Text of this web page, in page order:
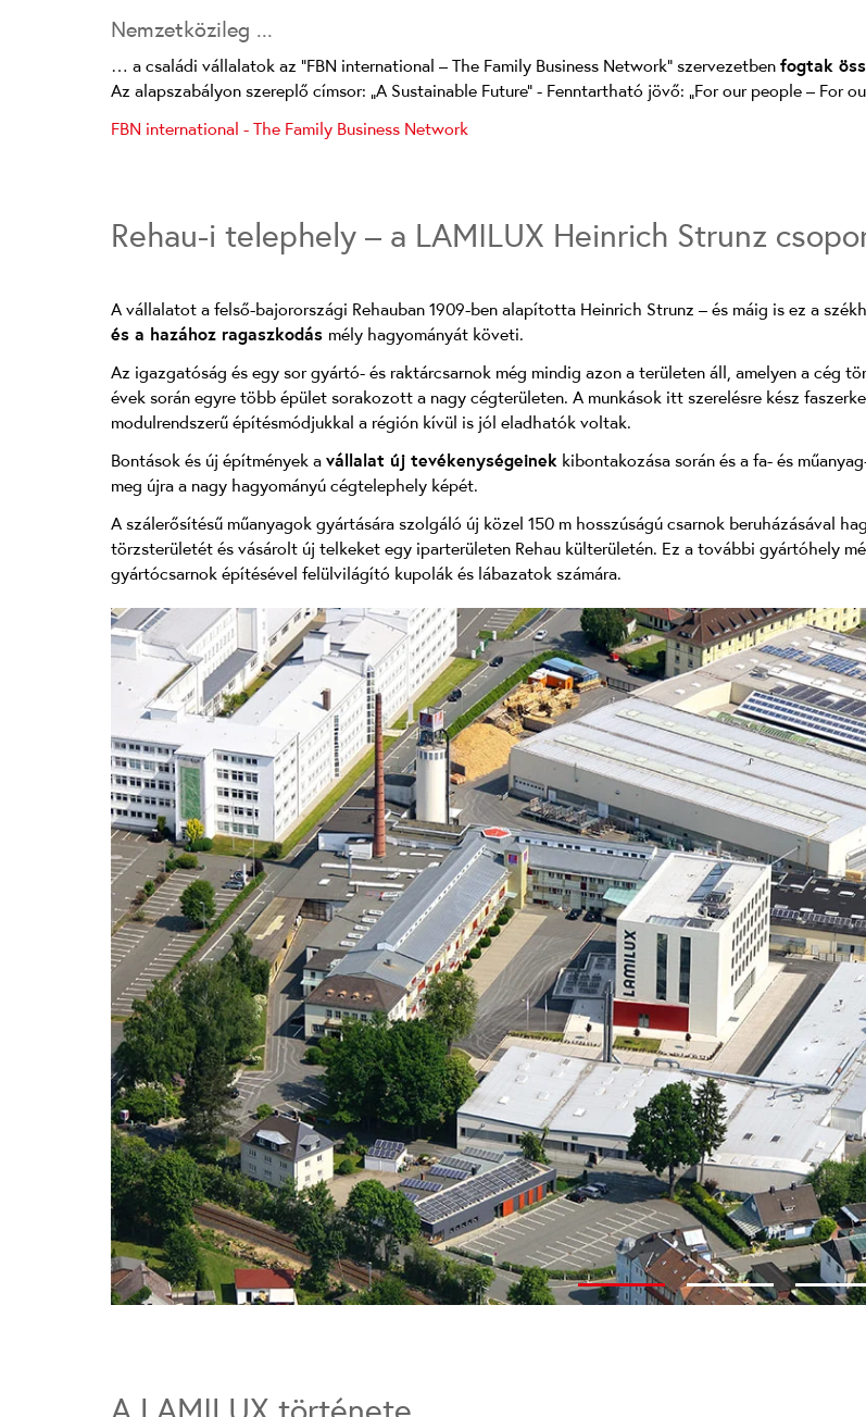
Nemzetközileg ...
… a családi vállalatok az "FBN international – The Family Business Network” szervezetben fogtak
Az alapszabályon szereplő címsor: „A Sustainable Future” - Fenntartható jövő: „For our people – For
FBN international - The Family Business Network
Rehau-i telephely – a LAMILUX Heinrich Strunz
A vállalatot a felső-bajorországi Rehauban 1909-ben alapította Heinrich Strunz – és máig is ez a
és a hazához ragaszkodás mély hagyományát követi.
Az igazgatóság és egy sor gyártó- és raktárcsarnok még mindig azon a területen áll, amelyen a cég
évek során egyre több épület sorakozott a nagy cégterületen. A munkások itt szerelésre kész
modulrendszerű építésmódjukkal a régión kívül is jól eladhatók voltak.
Bontások és új építmények a vállalat új tevékenységeinek kibontakozása során és a fa- és
meg újra a nagy hagyományú cégtelephely képét.
A szálerősítésű műanyagok gyártására szolgáló új közel 150 m hosszúságú csarnok beruházásával
törzsterületét és vásárolt új telkeket egy iparterületen Rehau külterületén. Ez a további gyártóhely
gyártócsarnok építésével felülvilágító kupolák és lábazatok számára.